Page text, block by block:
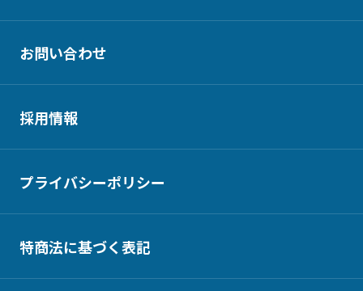
お問い合わせ
採用情報
プライバシーポリシー
特商法に基づく表記